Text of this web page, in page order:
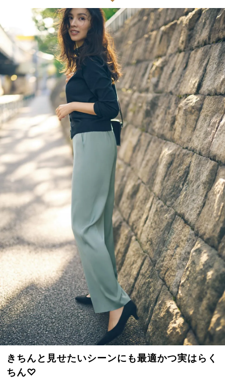
きちんと見せたいシーンにも最適かつ実はらく
ちん♡